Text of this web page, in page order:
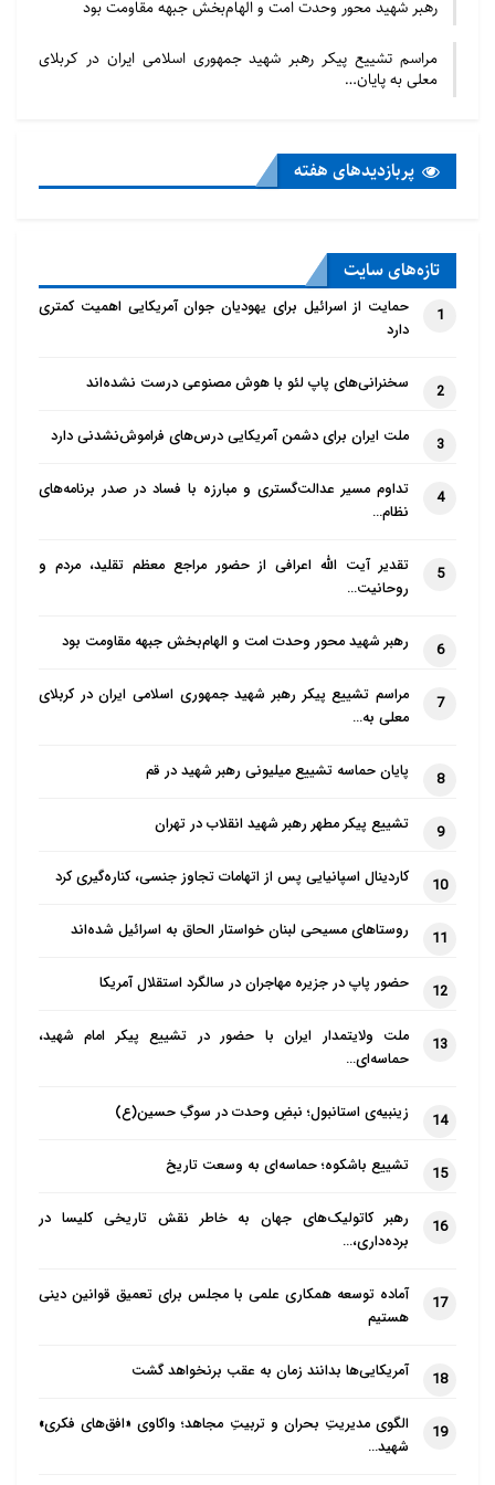
بین الملل، روابط ما با کشورها نوعا یا
امنیتی نظامی است، یا اقتصادی، سیاسی و
در حالی که انقلاب ما فرهنگی بود، با
بنیان‌های فرهنگی شروع کردیم و مسوولان
بودند. امروز اما دچار سیاست‌زدگی،
اقتصادزدگی، امنیت‌زدگی و غربت فرهنگی
هستیم. در حالی که روابط اقتصادی
فرهنگی باشد، اما در رویکرد سیاستمداران
و مسئولان ما روابط فرهنگی نه تنها اصل
نیستیم.
در نگاه به جنبش‌های اسلامی به دنبال
سطح گفتمان‌ها و اسطوره ها و
این جنبش‌ها هستند و عمدتا فکری،
فرهنگی و اندیشه‌ورزانه هستند. در این
بحث می خواهم بازگشتی به زیرساخت های
این جنبش ها بکنیم تا ضرورت این نوع
نگاه را زنده کنیم.
شما هم در مقدمه تعریفی از جنبش های
مشخص تر شود.
میرزایی: ورود عالمانه و فنی به موضوع
ضرورت دارد. وضعیت نابسامان پارادایم
به دین داشته باشیم.
امروز انسانیت با بن‌بست تمدنی روبرو است
ابوالقاسم حاج حمد، متفکر برجسته
سودانی از پدران جریان اسلامی سازی
دانش است که آن را باید یک جنبش علمی
اسلامی دانست. ایشان کتابی دارد به نام
مدعی شده که امروز انسانیت با بن‌بست
تمدنی روبرو است. فضای فکری او
اسلامگرایانه نیست. ما باید بین جنبش‌های
رهبر شهید محور وحدت امت و الهام‌بخش جبهه مقاومت بود
مراسم تشییع پیکر رهبر شهید جمهوری اسلامی ایران در کربلای
معلی به پایان…
پربازدید‌های هفته
تازه‌‌های سایت
1
حمایت از اسرائیل برای یهودیان جوان آمریکایی اهمیت کمتری
دارد
2 سخنرانی‌های پاپ لئو با هوش مصنوعی درست نشده‌اند
3 ملت ایران برای دشمن آمریکایی درس‌های فراموش‌نشدنی دارد
4
تداوم مسیر عدالت‌گستری و مبارزه با فساد در صدر برنامه‌های
نظام…
5
تقدیر آیت الله اعرافی از حضور مراجع معظم تقلید، مردم و
روحانیت…
6 رهبر شهید محور وحدت امت و الهام‌بخش جبهه مقاومت بود
7
مراسم تشییع پیکر رهبر شهید جمهوری اسلامی ایران در کربلای
معلی به…
8 پایان حماسه تشییع میلیونی رهبر شهید در قم
9 تشییع پیکر مطهر رهبر شهید انقلاب در تهران
10 کاردینال اسپانیایی پس از اتهامات تجاوز جنسی، کناره‌گیری کرد
11 روستاهای مسیحی لبنان خواستار الحاق به اسرائیل شده‌اند
12 حضور پاپ در جزیره مهاجران در سالگرد استقلال آمریکا
13
ملت ولایتمدار ایران با حضور در تشییع پیکر امام شهید،
حماسه‌ای…
14 زینبیه‌ی استانبول؛ نبضِ وحدت در سوگِ حسین(ع)
15 تشییع باشکوه؛ حماسه‌ای به وسعت تاریخ
16
رهبر کاتولیک‌های جهان به خاطر نقش تاریخی کلیسا در
برده‌داری،…
17
آماده توسعه همکاری علمی با مجلس برای تعمیق قوانین دینی
هستیم
18 آمریکایی‌ها بدانند زمان به عقب برنخواهد گشت
19
الگوی مدیریتِ بحران و تربیتِ مجاهد؛ واکاوی «افق‌های فکری»
شهید…